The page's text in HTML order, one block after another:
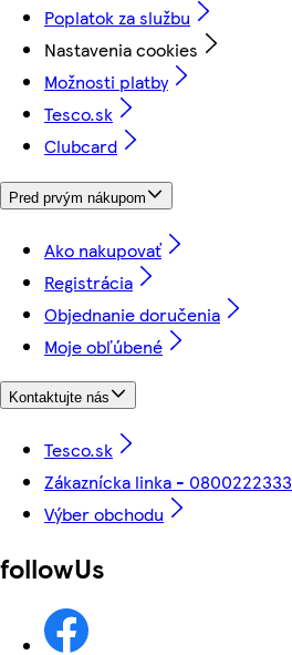
Poplatok za službu
Nastavenia cookies
Možnosti platby
Tesco.sk
Clubcard
Pred prvým nákupom
Ako nakupovať
Registrácia
Objednanie doručenia
Moje obľúbené
Kontaktujte nás
Tesco.sk
Zákaznícka linka - 0800222333
Výber obchodu
followUs